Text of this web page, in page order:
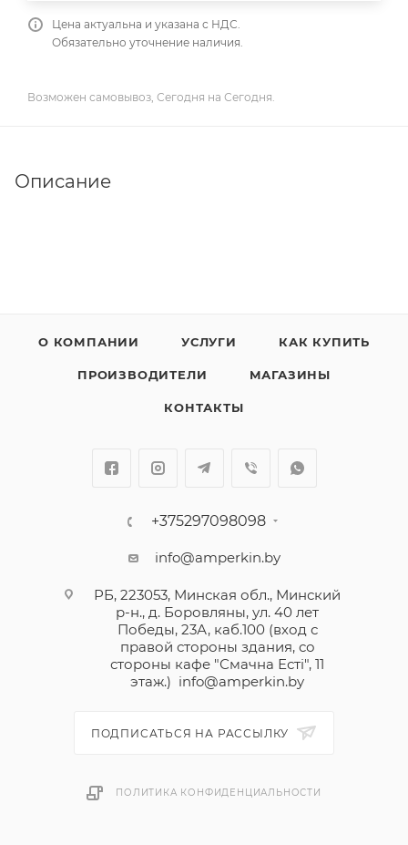
Цена актуальна и указана с НДС.
Обязательно уточнение наличия.
Возможен самовывоз, Сегодня на Сегодня.
Описание
О КОМПАНИИ УСЛУГИ КАК КУПИТЬ
ПРОИЗВОДИТЕЛИ МАГАЗИНЫ
КОНТАКТЫ
+375297098098
info@amperkin.by
РБ, 223053, Минская обл., Минский
р-н., д. Боровляны, ул. 40 лет
Победы, 23А, каб.100 (вход с
правой стороны здания, со
стороны кафе "Смачна Естi", 11
этаж.) info@amperkin.by
ПОДПИСАТЬСЯ НА РАССЫЛКУ
ПОЛИТИКА КОНФИДЕНЦИАЛЬНОСТИ